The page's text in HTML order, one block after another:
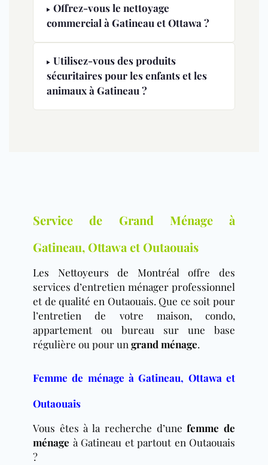
Offrez-vous le nettoyage
commercial à Gatineau et Ottawa ?
Utilisez-vous des produits
sécuritaires pour les enfants et les
animaux à Gatineau ?
Service de Grand Ménage à
Gatineau, Ottawa et Outaouais
Les Nettoyeurs de Montréal offre des
services d’entretien ménager professionnel
et de qualité en Outaouais. Que ce soit pour
l’entretien de votre maison, condo,
appartement ou bureau sur une base
régulière ou pour un grand ménage.
Femme de ménage à Gatineau, Ottawa et
Outaouais
Vous êtes à la recherche d’unefemme de
ménage à Gatineau et partout en Outaouais
?